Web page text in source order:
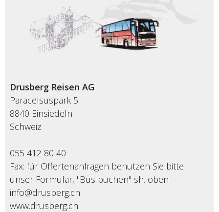
Drusberg Reisen AG
Paracelsuspark 5
8840 Einsiedeln
Schweiz
055 412 80 40
Fax: für Offertenanfragen benutzen Sie bitte
unser Formular, "Bus buchen" sh. oben
info@drusberg.ch
www.drusberg.ch